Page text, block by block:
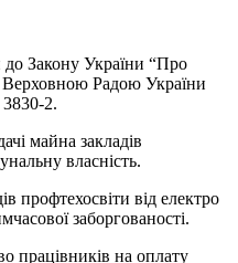
Закону України “Про
Радою України
2.
майна закладів
власність.
профтехосвіти від електро
заборгованості.
працівників на оплату